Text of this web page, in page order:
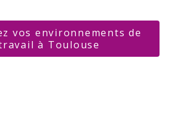
vos environnements de
à Toulouse